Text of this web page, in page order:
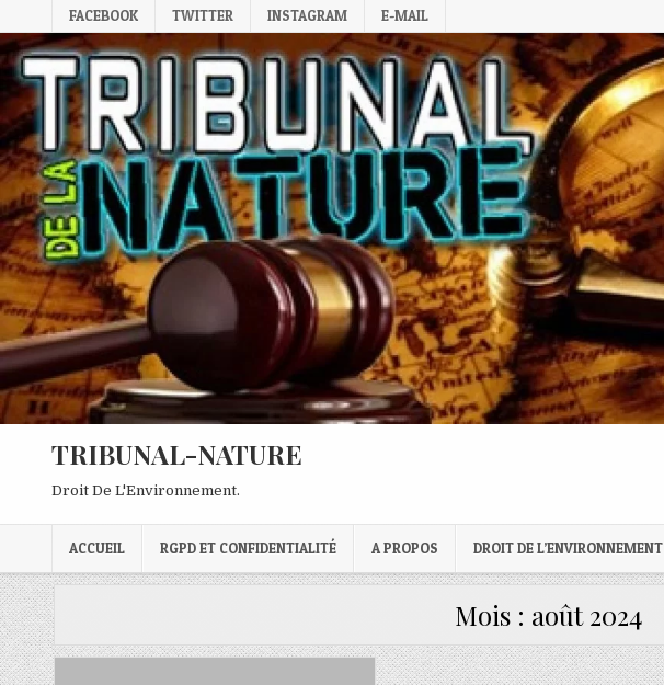
to
content
FACEBOOK TWITTER INSTAGRAM E-MAIL
TRIBUNAL-NATURE
Droit De L'Environnement.
ACCUEIL RGPD ET CONFIDENTIALITÉ A PROPOS DROIT DE L’ENVIRONNEMENT
Mois : août 2024